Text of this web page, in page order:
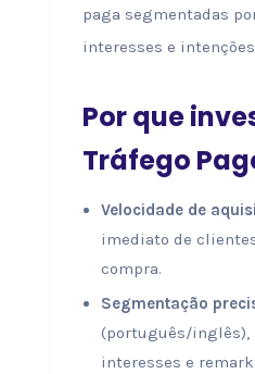
paga segmentadas
interesses e
Por que
Tráfego
Velocidade de
imediato de
compra.
Segmentação
(português/inglês),
interesses e